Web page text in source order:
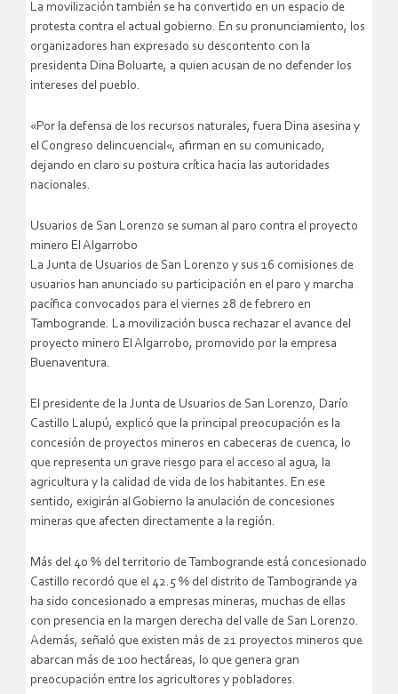
La movilización también se ha convertido en un espacio de
protesta contra el actual gobierno. En su pronunciamiento, los
organizadores han expresado su descontento con la
presidenta Dina Boluarte, a quien acusan de no defender los
intereses del pueblo.
«Por la defensa de los recursos naturales, fuera Dina asesina y
el Congreso delincuencial«, afirman en su comunicado,
dejando en claro su postura crítica hacia las autoridades
nacionales.
Usuarios de San Lorenzo se suman al paro contra el proyecto
minero El Algarrobo
La Junta de Usuarios de San Lorenzo y sus 16 comisiones de
usuarios han anunciado su participación en el paro y marcha
pacífica convocados para el viernes 28 de febrero en
Tambogrande. La movilización busca rechazar el avance del
proyecto minero El Algarrobo, promovido por la empresa
Buenaventura.
El presidente de la Junta de Usuarios de San Lorenzo, Darío
Castillo Lalupú, explicó que la principal preocupación es la
concesión de proyectos mineros en cabeceras de cuenca, lo
que representa un grave riesgo para el acceso al agua, la
agricultura y la calidad de vida de los habitantes. En ese
sentido, exigirán al Gobierno la anulación de concesiones
mineras que afecten directamente a la región.
Más del 40 % del territorio de Tambogrande está concesionado
Castillo recordó que el 42.5 % del distrito de Tambogrande ya
ha sido concesionado a empresas mineras, muchas de ellas
con presencia en la margen derecha del valle de San Lorenzo.
Además, señaló que existen más de 21 proyectos mineros que
abarcan más de 100 hectáreas, lo que genera gran
preocupación entre los agricultores y pobladores.